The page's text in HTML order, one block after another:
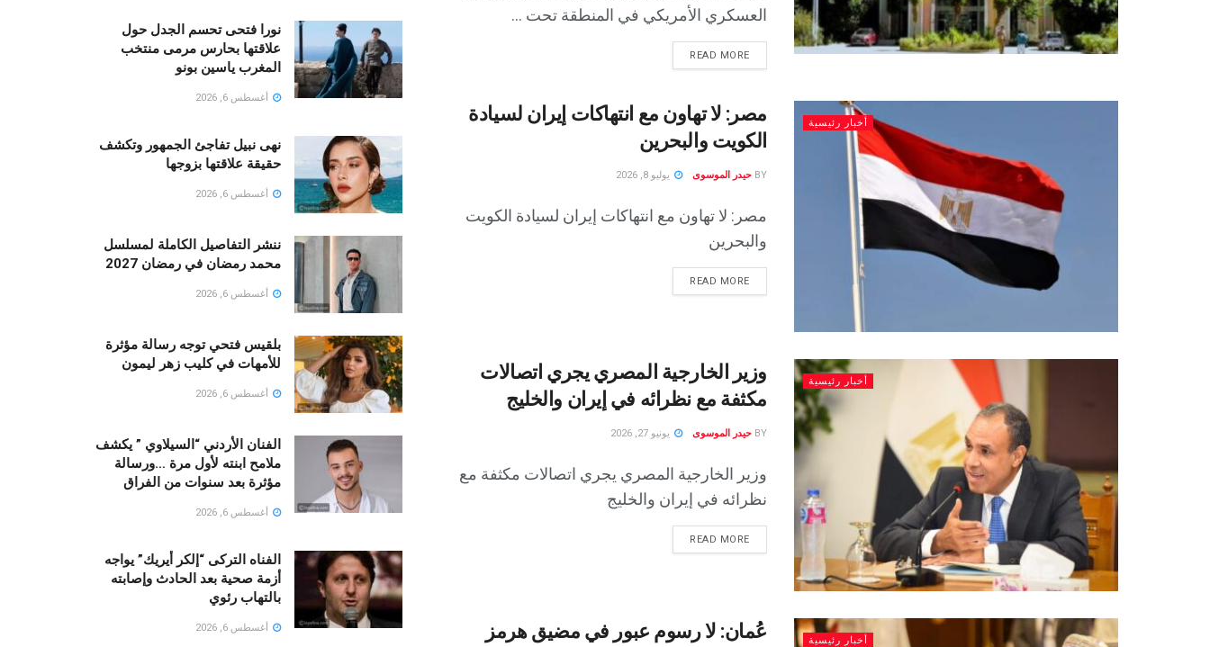
العسكري الأمريكي في المنطقة تحت ...
READ MORE
أخبار رئيسية
مصر: لا تهاون مع انتهاكات إيران لسيادة
الكويت والبحرين
BY حيدر الموسوى يوليو 8, 2026
مصر: لا تهاون مع انتهاكات إيران لسيادة الكويت
والبحرين
READ MORE
أخبار رئيسية
وزير الخارجية المصري يجري اتصالات
مكثفة مع نظرائه في إيران والخليج
BY حيدر الموسوى يونيو 27, 2026
وزير الخارجية المصري يجري اتصالات مكثفة مع
نظرائه في إيران والخليج
READ MORE
أخبار رئيسية عُمان: لا رسوم عبور في مضيق هرمز
نورا فتحى تحسم الجدل حول
علاقتها بحارس مرمى منتخب
المغرب ياسين بونو ‏
أغسطس 6, 2026
نهى نبيل تفاجئ الجمهور وتكشف
حقيقة علاقتها بزوجها
أغسطس 6, 2026
ننشر التفاصيل الكاملة لمسلسل
محمد رمضان في رمضان 2027
أغسطس 6, 2026
بلقيس فتحي توجه رسالة مؤثرة
للأمهات في كليب زهر ليمون ‏
أغسطس 6, 2026
الفنان الأردني “السيلاوي ” يكشف
ملامح ابنته لأول مرة …ورسالة
مؤثرة بعد سنوات من الفراق
أغسطس 6, 2026
الفناه التركى “إلكر أيريك” يواجه
أزمة صحية بعد الحادث وإصابته
بالتهاب رئوي
أغسطس 6, 2026